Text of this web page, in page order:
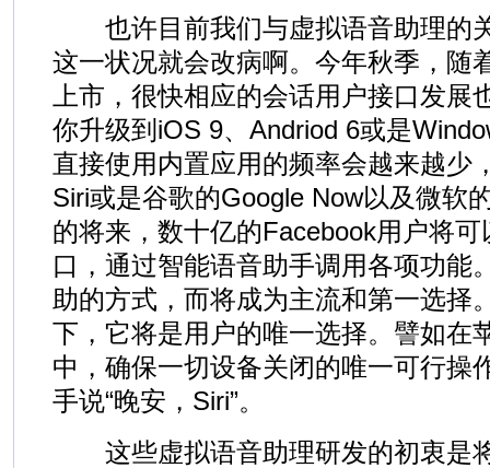
也许目前我们与虚拟语音助理的
这一状况就会改病啊。今年秋季，随
上市，很快相应的会话用户接口发展
你升级到iOS 9、Andriod 6或是
直接使用内置应用的频率会越来越少
Siri或是谷歌的Google Now以及微软
的将来，数十亿的Facebook用户将
口，通过智能语音助手调用各项功能
助的方式，而将成为主流和第一选择
下，它将是用户的唯一选择。譬如在
中，确保一切设备关闭的唯一可行操
手说“晚安，Siri”。
这些虚拟语音助理研发的初衷是